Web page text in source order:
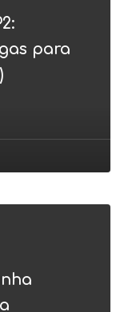
para